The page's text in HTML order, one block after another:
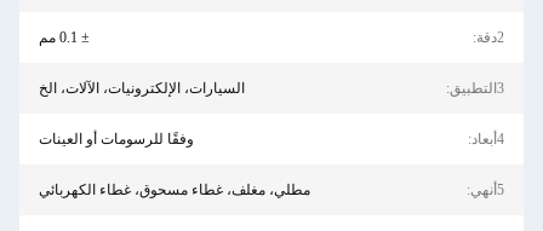
2دقة: ± 0.1 مم
3التطبيق: السيارات، الإلكترونيات، الآلات، الخ
4أبعاد: وفقًا للرسومات أو العينات
5أنهي: مطلي، مغلف، غطاء مسحوق، غطاء الكهربائي